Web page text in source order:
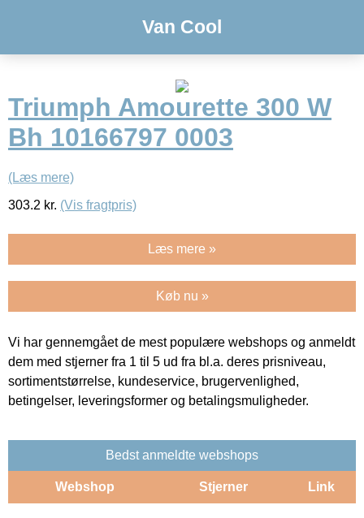
Van Cool
Triumph Amourette 300 W
Bh 10166797 0003
(Læs mere)
303.2 kr. (Vis fragtpris)
Læs mere »
Køb nu »
Vi har gennemgået de mest populære webshops og anmeldt
dem med stjerner fra 1 til 5 ud fra bl.a. deres prisniveau,
sortimentstørrelse, kundeservice, brugervenlighed,
betingelser, leveringsformer og betalingsmuligheder.
Bedst anmeldte webshops
Webshop Stjerner Link